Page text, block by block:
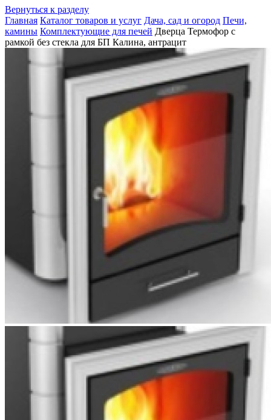
Вернуться к разделу
Главная Каталог товаров и услуг Дача, сад и огород Печи,
камины Комплектующие для печей Дверца Термофор с
рамкой без стекла для БП Калина, антрацит